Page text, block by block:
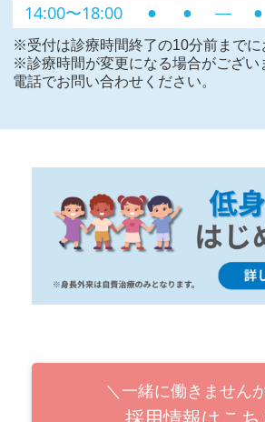
※受付は診療時間終了の10分前までに
※診療時間が変更になる場合がござい
電話でお問い合わせください。
14:00〜18:00 ● ● ― ●
＼一緒に働きません